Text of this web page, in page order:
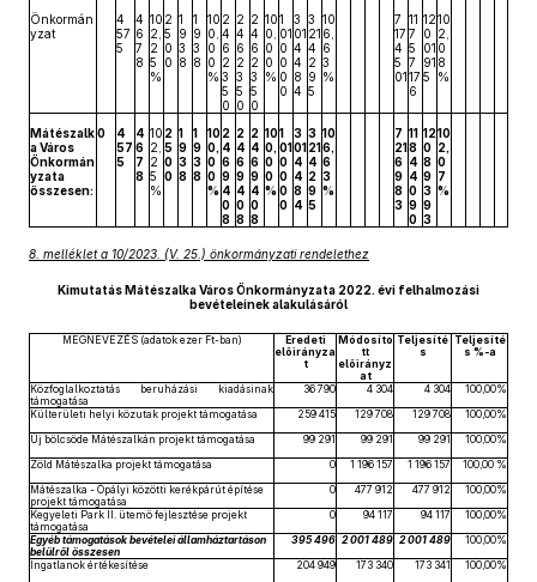
Önkormán
yzat
4
57
5
4
6
7
8
10
2,
2
5
%
2
5
0
0
1
9
3
8
1
9
3
8
10
0,
0
0
%
2
4
6
2
3
5
0
2
4
6
2
3
5
0
2
4
6
2
3
5
0
10
0,
0
0
%
1
01
0
0
0
0
3
01
4
4
8
4
3
21
4
2
9
5
10
6,
6
3
%
7
17
4
5
01
11
7
5
7
17
6
12
0
01
91
5
10
2,
0
8
%
Mátészalk
a Város
Önkormán
yzata
összesen:
0
4
57
5
4
6
7
8
10
2,
2
5
%
2
5
0
0
1
9
3
8
1
9
3
8
10
0,
0
0
%
2
4
6
9
4
0
8
2
4
6
9
4
0
8
2
4
6
9
4
0
8
10
0,
0
0
%
1
01
0
0
0
0
3
01
4
4
8
4
3
21
4
2
9
5
10
6,
6
3
%
7
21
6
9
8
3
11
8
4
4
0
9
0
12
0
8
9
3
9
3
10
2,
0
7
%
8. melléklet a 10/2023. (V. 25.) önkormányzati rendelethez
Kimutatás Mátészalka Város Önkormányzata 2022. évi felhalmozási
bevételeinek alakulásáról
MEGNEVEZÉS (adatok ezer Ft-ban)
Eredeti
előirányza
t
Módosíto
tt
előirányz
at
Teljesíté
s
Teljesíté
s %-a
Közfoglalkoztatás beruházási kiadásinak
támogatása
36 790 4 304 4 304 100,00%
Külterületi helyi közutak projekt támogatása 259 415 129 708 129 708 100,00%
Új bölcsőde Mátészalkán projekt támogatása 99 291 99 291 99 291 100,00%
Zöld Mátészalka projekt támogatása 0 1 196 157 1 196 157 100,00 %
Mátészalka - Ópályi közötti kerékpárút építése
projekt támogatása
0 477 912 477 912 100,00%
Kegyeleti Park II. ütemő fejlesztése projekt
támogatása
0 94 117 94 117 100,00%
Egyéb támogatások bevételei államháztartáson
belülről összesen
395 496 2 001 489 2 001 489 100,00%
Ingatlanok értékesítése 204 949 173 340 173 341 100,00%